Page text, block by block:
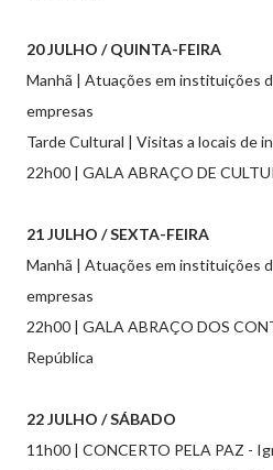
20 JULHO / QUINTA-FEIRA
Manhã | Atuações em instituições
empresas
Tarde Cultural | Visitas a locais de
22h00 | GALA ABRAÇO DE
21 JULHO / SEXTA-FEIRA
Manhã | Atuações em instituições
empresas
22h00 | GALA ABRAÇO DOS
República
22 JULHO / SÁBADO
11h00 | CONCERTO PELA PAZ -